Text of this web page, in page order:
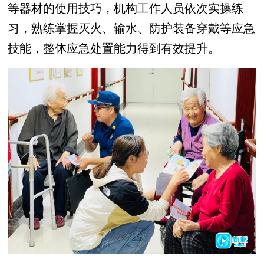
等器材的使用技巧，机构工作人员依次实操练
习，熟练掌握灭火、输水、防护装备穿戴等应急
技能，整体应急处置能力得到有效提升。